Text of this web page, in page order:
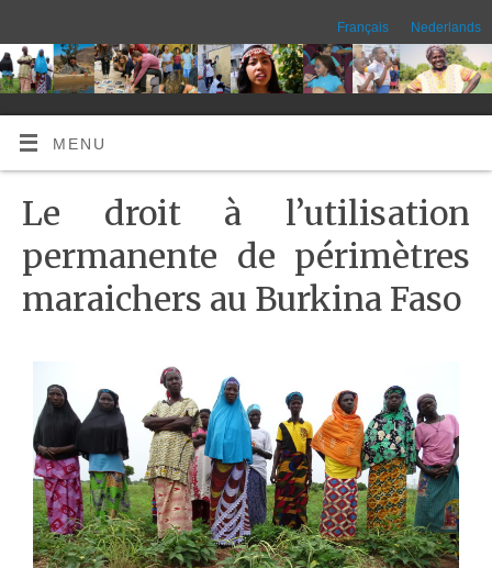
Français Nederlands
MENU
Le droit à l’utilisation
permanente de périmètres
maraichers au Burkina Faso